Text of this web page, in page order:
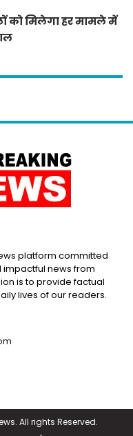
को मिलेगा हर मामले में
platform committed
news from
is to provide factual
lives of our readers.
All rights Reserved.